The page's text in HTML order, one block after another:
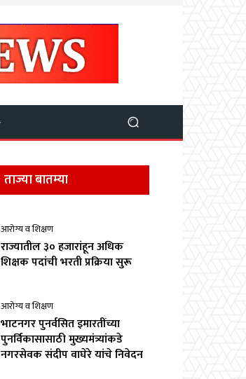
ताज्या बातम्या
आरोग्य व शिक्षण
राज्यातील ३० हजारांहून अधिक
शिक्षक पदांची भरती प्रक्रिया सुरू
आरोग्य व शिक्षण
भाटनगर पुनर्वसित इमारतींच्या
पुनर्विकासासाठी मुख्यमंत्र्यांकडे
नगरसेवक संदीप वाघेरे यांचे निवेदन